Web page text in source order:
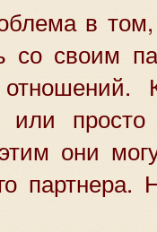
в
со своим
или
они